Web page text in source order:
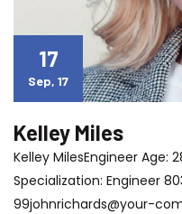
17
Sep, 17
Kelley Miles
Kelley MilesEngineer Age:
Specialization: Engineer
99johnrichards@your-